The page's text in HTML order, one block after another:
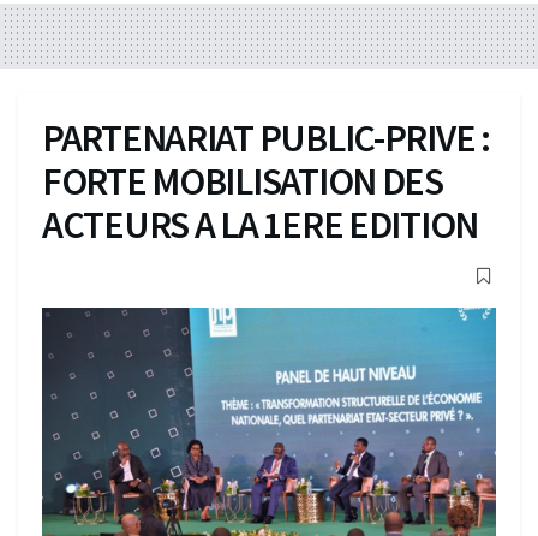
PARTENARIAT PUBLIC-PRIVE :
FORTE MOBILISATION DES
ACTEURS A LA 1ERE EDITION